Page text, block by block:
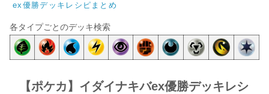
ex優勝デッキレシピまとめ
各タイプごとのデッキ検索
【ポケカ】イダイナキバex優勝デッキレシ